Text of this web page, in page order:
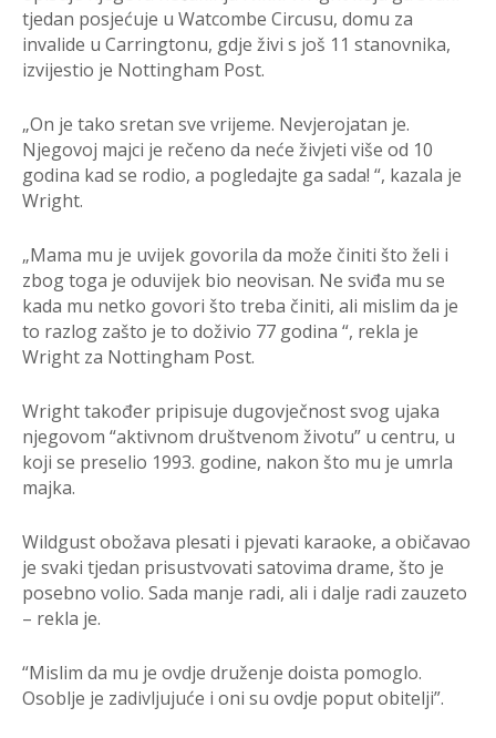
tjedan posjećuje u Watcombe Circusu, domu za
invalide u Carringtonu, gdje živi s još 11 stanovnika,
izvijestio je Nottingham Post.
„On je tako sretan sve vrijeme. Nevjerojatan je.
Njegovoj majci je rečeno da neće živjeti više od 10
godina kad se rodio, a pogledajte ga sada! “, kazala je
Wright.
„Mama mu je uvijek govorila da može činiti što želi i
zbog toga je oduvijek bio neovisan. Ne sviđa mu se
kada mu netko govori što treba činiti, ali mislim da je
to razlog zašto je to doživio 77 godina “, rekla je
Wright za Nottingham Post.
Wright također pripisuje dugovječnost svog ujaka
njegovom “aktivnom društvenom životu” u centru, u
koji se preselio 1993. godine, nakon što mu je umrla
majka.
Wildgust obožava plesati i pjevati karaoke, a običavao
je svaki tjedan prisustvovati satovima drame, što je
posebno volio. Sada manje radi, ali i dalje radi zauzeto
– rekla je.
“Mislim da mu je ovdje druženje doista pomoglo.
Osoblje je zadivljujuće i oni su ovdje poput obitelji”.